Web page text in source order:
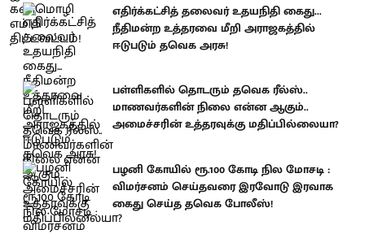
எதிர்க்கட்சித் தலைவர் உதயநிதி கைது...
நீதிமன்ற உத்தரவை மீறி அராஜகத்தில்
ஈடுபடும் தவெக அரசு!
பள்ளிகளில் தொடரும் தவெக ரீல்ஸ்..
மாணவர்களின் நிலை என்ன ஆகும்..
அமைச்சரின் உத்தரவுக்கு மதிப்பில்லையா?
பழனி கோயில் ரூ.100 கோடி நில மோசடி :
விமர்சனம் செய்தவரை இரவோடு இரவாக
கைது செய்த தவெக போலீஸ்!